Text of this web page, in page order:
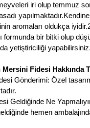
iri olup temmuz
yapılmaktadır.Kendine
aromaları oldukça
formunda bir bitki olup
yetiştiriciliği yapabilirsiniz.
Fidesi Hakkında
Gönderimi: Özel
Geldiğinde Ne
hemen